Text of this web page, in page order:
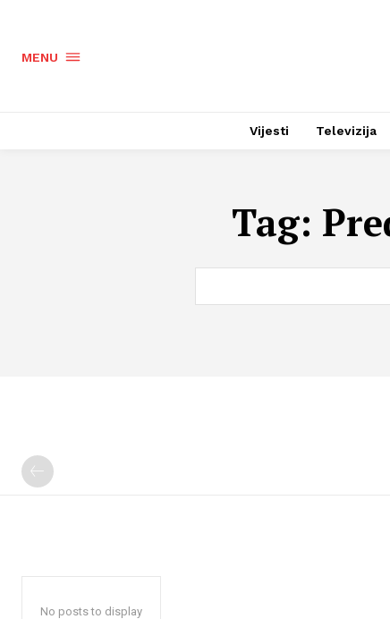
MENU
Vijesti Televizija
Tag:
No posts to display